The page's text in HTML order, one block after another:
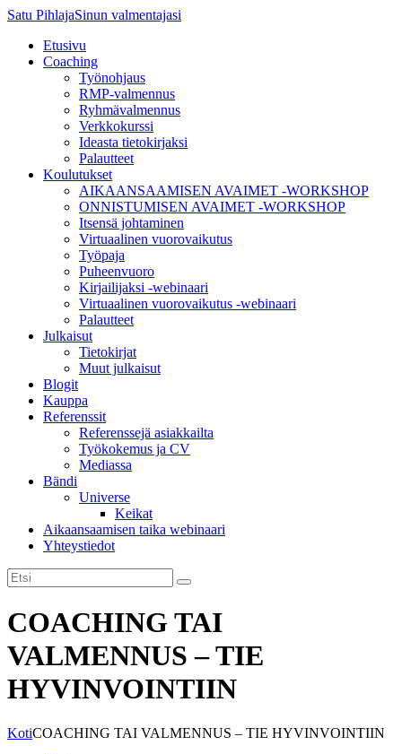
Satu PihlajaSinun valmentajasi
Etusivu
Coaching
Työnohjaus
RMP-valmennus
Ryhmävalmennus
Verkkokurssi
Ideasta tietokirjaksi
Palautteet
Koulutukset
AIKAANSAAMISEN AVAIMET -WORKSHOP
ONNISTUMISEN AVAIMET -WORKSHOP
Itsensä johtaminen
Virtuaalinen vuorovaikutus
Työpaja
Puheenvuoro
Kirjailijaksi -webinaari
Virtuaalinen vuorovaikutus -webinaari
Palautteet
Julkaisut
Tietokirjat
Muut julkaisut
Blogit
Kauppa
Referenssit
Referenssejä asiakkailta
Työkokemus ja CV
Mediassa
Bändi
Universe
Keikat
Aikaansaamisen taika webinaari
Yhteystiedot
COACHING TAI
VALMENNUS – TIE
HYVINVOINTIIN
KotiCOACHING TAI VALMENNUS – TIE HYVINVOINTIIN